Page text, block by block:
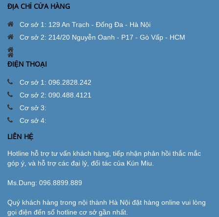
ĐỊA CHỈ CỬA HÀNG
Cơ sở 1: 129 An Trạch - Đống Đa - Hà Nội
Cơ sở 2: 214/20 Nguyễn Oanh - P17 - Gò Vấp - HCM
ĐIỆN THOẠI
Cơ sở 1: 096.2828.242
Cơ sở 2: 090.488.4121
Cơ sở 3:
Cơ sở 4:
LIÊN HỆ
Hotline hỗ trợ tư vấn khách hàng, tiếp nhận phản hồi thắc mắc
góp ý, và hỗ trợ các đại lý, đối tác của Kún Miu.
Ms.Dung: 096.8899.889
Quý khách hàng trong nội thành Hà Nội đặt hàng online vui lòng
gọi điện đến số hotline cơ sở gần nhất.